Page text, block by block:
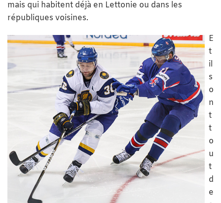
mais qui habitent déjà en Lettonie ou dans les
républiques voisines.
E
t
il
s
o
n
t
t
o
u
t
d
e